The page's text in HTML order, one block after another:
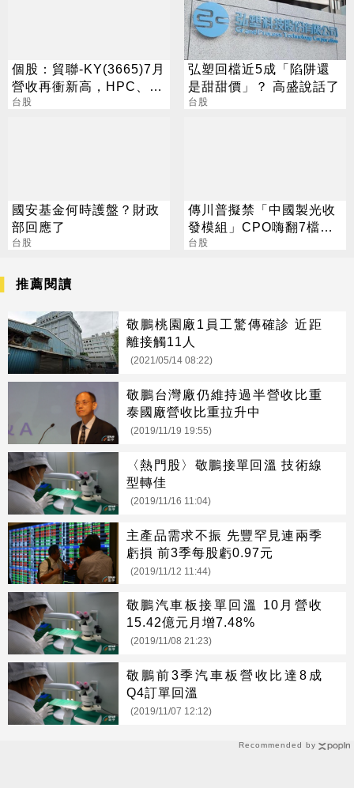
個股：貿聯-KY(3665)7月
營收再衝新高，HPC、半
導體挹注長期成長動能
台股
弘塑回檔近5成「陷阱還
是甜甜價」？ 高盛說話了
台股
國安基金何時護盤？財政
部回應了
台股
傳川普擬禁「中國製光收
發模組」CPO嗨翻7檔攻
漲停
台股
Recommended by
推薦閱讀
敬鵬桃園廠1員工驚傳確診 近距
離接觸11人
(2021/05/14 08:22)
敬鵬台灣廠仍維持過半營收比重
泰國廠營收比重拉升中
(2019/11/19 19:55)
〈熱門股〉敬鵬接單回溫 技術線
型轉佳
(2019/11/16 11:04)
主產品需求不振 先豐罕見連兩季
虧損 前3季每股虧0.97元
(2019/11/12 11:44)
敬鵬汽車板接單回溫 10月營收
15.42億元月增7.48%
(2019/11/08 21:23)
敬鵬前3季汽車板營收比達8成
Q4訂單回溫
(2019/11/07 12:12)